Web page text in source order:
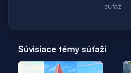
súťaž
Súvisiace témy súťaží